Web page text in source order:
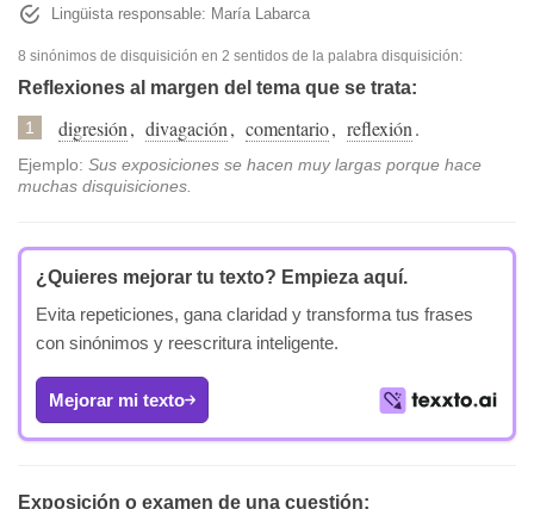
Sinónimos populares
Temas populares
Temas recientes
Lingüista responsable: María Labarca
8 sinónimos de disquisición en 2 sentidos de la palabra disquisición:
Reflexiones al margen del tema que se trata:
1 digresión, divagación, comentario, reflexión.
Ejemplo: Sus exposiciones se hacen muy largas porque hace
muchas disquisiciones.
¿Quieres mejorar tu texto? Empieza aquí.
Evita repeticiones, gana claridad y transforma tus frases
con sinónimos y reescritura inteligente.
Mejorar mi texto
Exposición o examen de una cuestión: